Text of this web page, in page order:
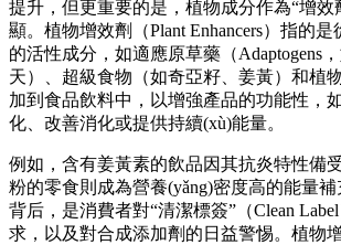
提升，但更重要的是，植物成分作為“增效
顯。植物增效劑（Plant Enhancers）指的
的活性成分，如適應原草藥（Adaptogens
天）、超級食物（如奇亞籽、姜黃）和植
加到食品飲料中，以增強產品的功能性，
化、改善消化或提供持續(xù)能量。
例如，含有姜黃素的飲品因其抗炎特性備
粉的零食則成為營養(yǎng)密度高的能量
背后，是消費者對“清潔標簽”（Clean
求，以及對合成添加劑的日益警惕。植物